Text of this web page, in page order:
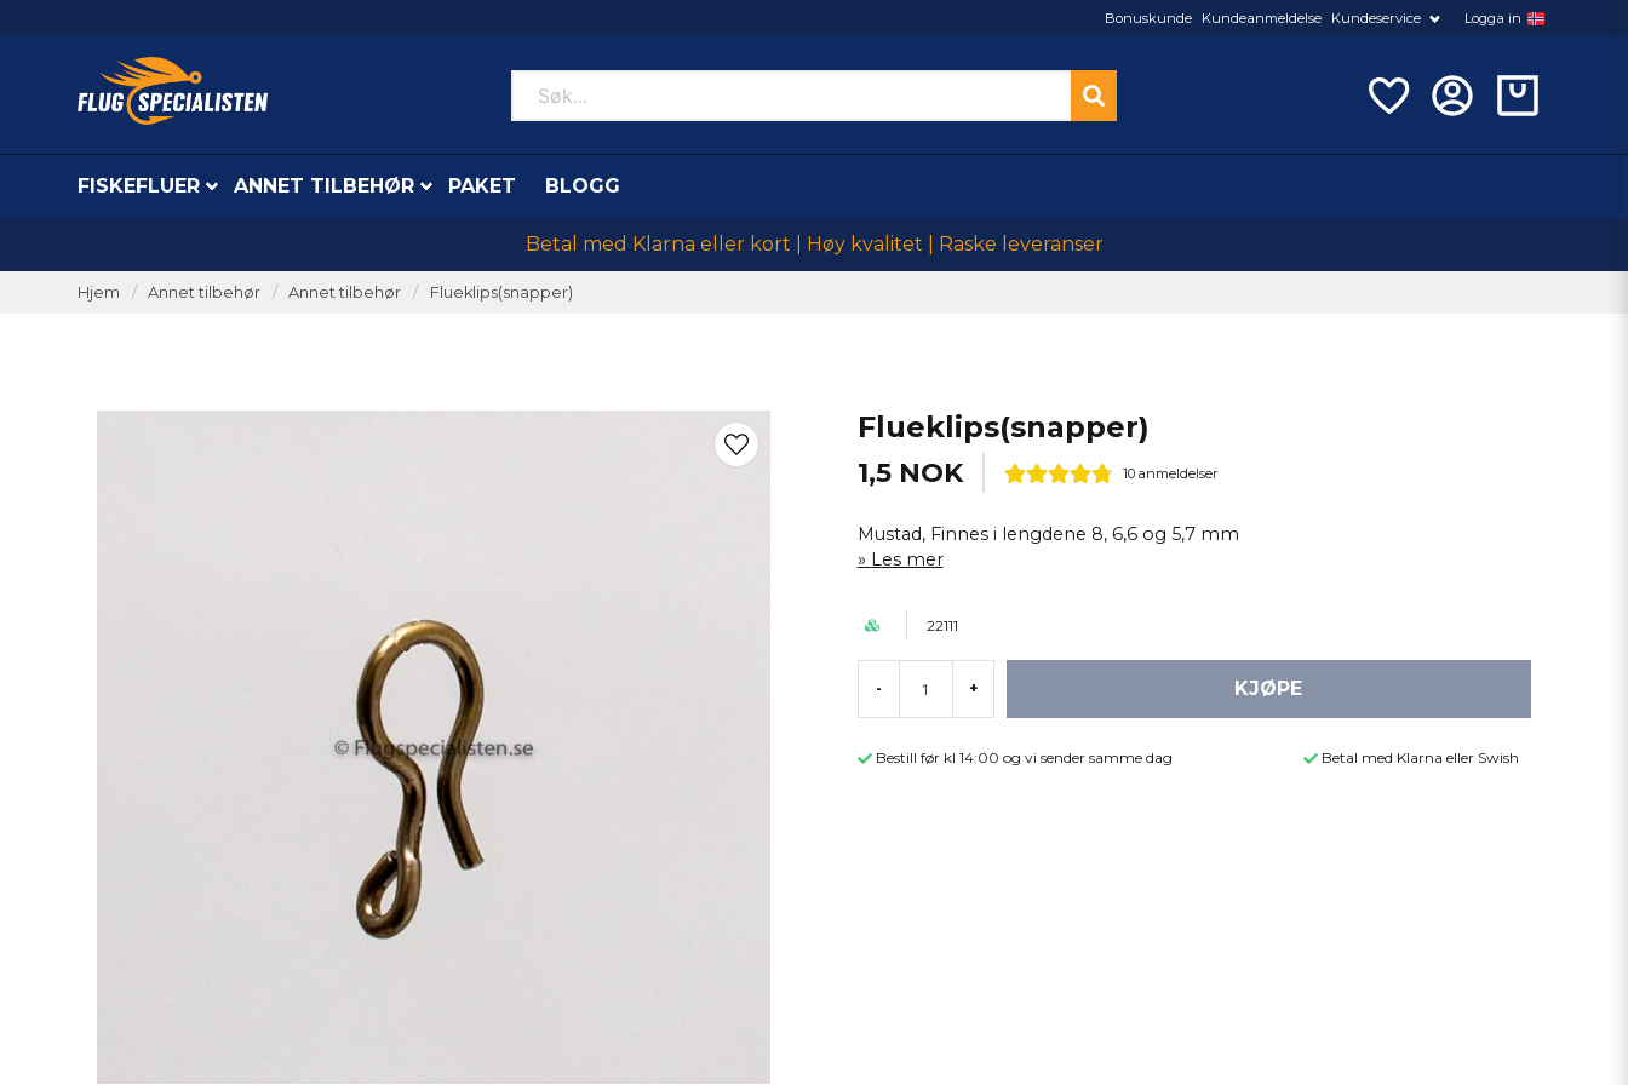
Bonuskunde Kundeanmeldelse Kundeservice Logga in
FISKEFLUER ANNET TILBEHØR PAKET BLOGG
Betal med Klarna eller kort | Høy kvalitet | Raske leveranser
Hjem Annet tilbehør Annet tilbehør Flueklips(snapper)
Flueklips(snapper)
1,5 NOK 10 anmeldelser
Mustad, Finnes i lengdene 8, 6,6 og 5,7 mm
Les mer
22111
- + KJØPE
Bestill før kl 14:00 og vi sender samme dag Betal med Klarna eller Swish